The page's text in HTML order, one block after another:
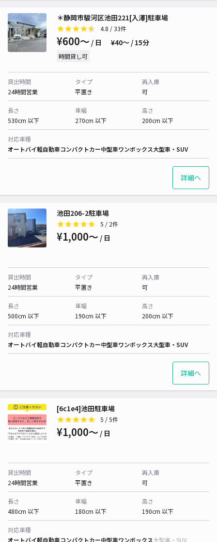
＊静岡市駿河区池田221[入澤]駐車場
4.8 / 33件
¥600〜 / 日 ¥40〜 / 15分
時間貸し可
貸出時間
24時間営業
タイプ
平置き
再入庫
可
長さ
530cm 以下
車幅
270cm 以下
高さ
200cm 以下
対応車種
オートバイ軽自動車コンパクトカー中型車ワンボックス大型車・SUV
詳細へ
池田206-2駐車場
5 / 2件
¥1,000〜 / 日
貸出時間
24時間営業
タイプ
平置き
再入庫
可
長さ
500cm 以下
車幅
190cm 以下
高さ
200cm 以下
対応車種
オートバイ軽自動車コンパクトカー中型車ワンボックス大型車・SUV
詳細へ
[6c1e4]池田駐車場
5 / 5件
¥1,000〜 / 日
貸出時間
24時間営業
タイプ
平置き
再入庫
可
長さ
480cm 以下
車幅
180cm 以下
高さ
190cm 以下
対応車種
オートバイ軽自動車コンパクトカー中型車ワンボックス大型車・SUV